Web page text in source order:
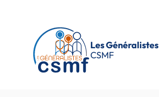
Les Généralistes
CSMF